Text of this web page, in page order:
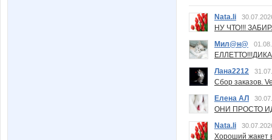
Nata.li
НУ ЧТО!!!
Мил@н@
Лана2212
Сбор заказов.
Елена АЛ
ОНИ ПРОСТО
Nata.li
Хороший жакет